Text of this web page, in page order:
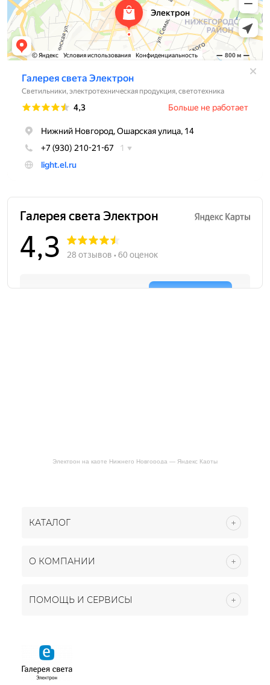
Электрон на карте Нижнего Новгорода — Яндекс Карты
КАТАЛОГ
О КОМПАНИИ
ПОМОЩЬ И СЕРВИСЫ